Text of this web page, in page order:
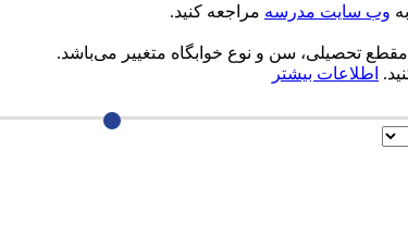
وب سایت مدرسه مراجعه کنید.
تحصیلی، سن و نوع خوابگاه متغییر می‌باشد.
اطلاعات بیشتر